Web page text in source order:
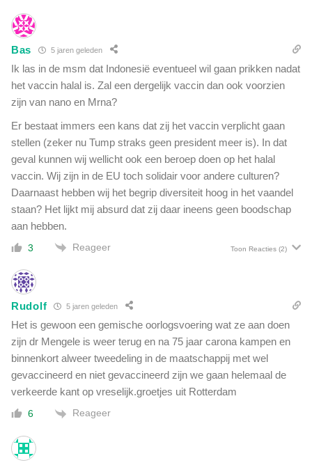
Bas 5 jaren geleden
Ik las in de msm dat Indonesië eventueel wil gaan prikken nadat
het vaccin halal is. Zal een dergelijk vaccin dan ook voorzien
zijn van nano en Mrna?
Er bestaat immers een kans dat zij het vaccin verplicht gaan
stellen (zeker nu Tump straks geen president meer is). In dat
geval kunnen wij wellicht ook een beroep doen op het halal
vaccin. Wij zijn in de EU toch solidair voor andere culturen?
Daarnaast hebben wij het begrip diversiteit hoog in het vaandel
staan? Het lijkt mij absurd dat zij daar ineens geen boodschap
aan hebben.
3 Reageer Toon Reacties (2)
Rudolf 5 jaren geleden
Het is gewoon een gemische oorlogsvoering wat ze aan doen
zijn dr Mengele is weer terug en na 75 jaar carona kampen en
binnenkort alweer tweedeling in de maatschappij met wel
gevaccineerd en niet gevaccineerd zijn we gaan helemaal de
verkeerde kant op vreselijk.groetjes uit Rotterdam
6 Reageer